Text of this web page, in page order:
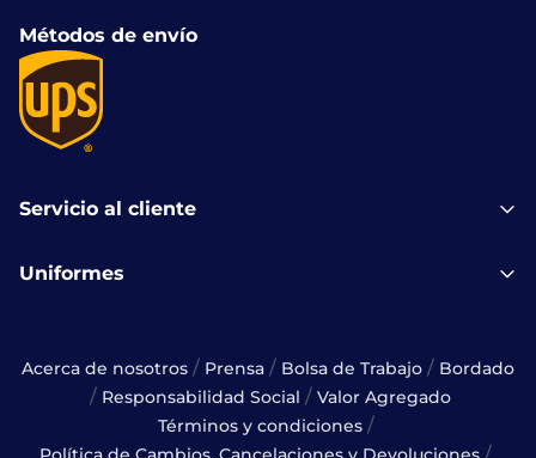
Métodos de envío
Servicio al cliente
Uniformes
Acerca de nosotros / Prensa / Bolsa de Trabajo / Bordado
/ Responsabilidad Social / Valor Agregado
Términos y condiciones /